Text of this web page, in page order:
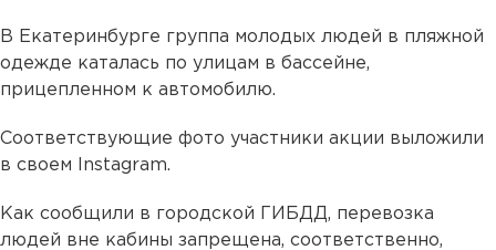
В Екатеринбурге группа молодых людей в пляжной
одежде каталась по улицам в бассейне,
прицепленном к автомобилю.
Соответствующие фото участники акции выложили
в своем Instagram.
Как сообщили в городской ГИБДД, перевозка
людей вне кабины запрещена, соответственно,